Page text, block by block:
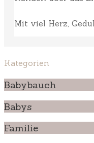
Mit viel Herz,
Kategorien
Babybauch
Babys
Familie